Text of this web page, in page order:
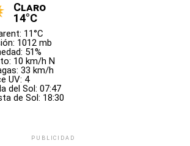
Alejandro Biondini
con la que estoy de acuerdo. Hasta
había servido para perseguir al
expresiones. Era una herramienta
de opinión en forma arbitraria y
que lo desmantelen», dijo
la encargada del desmantelamiento.
Claro
14°C
11°C
1012 mb
51%
10 km/h N
33 km/h
UV: 4
del Sol: 07:47
de Sol: 18:30
PUBLICIDAD